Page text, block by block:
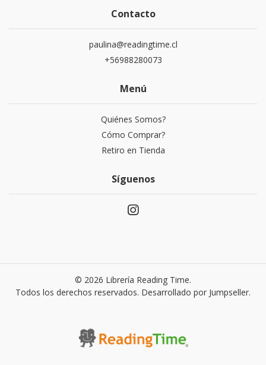
Contacto
paulina@readingtime.cl
+56988280073
Menú
Quiénes Somos?
Cómo Comprar?
Retiro en Tienda
Síguenos
© 2026 Librería Reading Time.
Todos los derechos reservados. Desarrollado por Jumpseller.